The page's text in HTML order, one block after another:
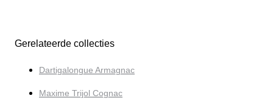
Gerelateerde collecties
Dartigalongue Armagnac
Maxime Trijol Cognac